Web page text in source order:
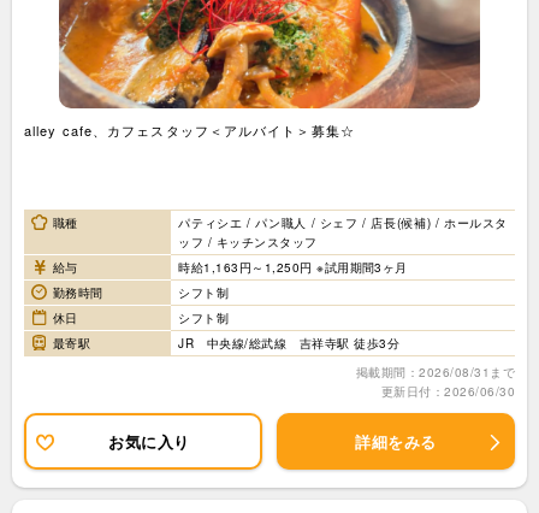
alley cafe、カフェスタッフ＜アルバイト＞募集☆
職種
パティシエ / パン職人 / シェフ / 店長(候補) / ホールスタ
ッフ / キッチンスタッフ
給与
時給1,163円～1,250円 ※試用期間3ヶ月
勤務時間
シフト制
休日
シフト制
最寄駅
JR 中央線/総武線 吉祥寺駅 徒歩3分
掲載期間：2026/08/31まで
更新日付：2026/06/30
お気に入り 詳細をみる